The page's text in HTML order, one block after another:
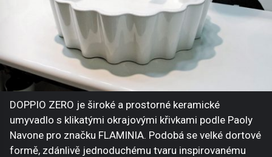
DOPPIO ZERO je široké a prostorné keramické
umyvadlo s klikatými okrajovými křivkami podle Paoly
Navone pro značku FLAMINIA. Podobá se velké dortové
formě, zdánlivě jednoduchému tvaru inspirovanému